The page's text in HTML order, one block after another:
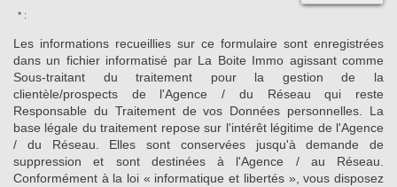
* :
Les informations recueillies sur ce formulaire sont enregistrées
dans un fichier informatisé par La Boite Immo agissant comme
Sous-traitant du traitement pour la gestion de la
clientèle/prospects de l'Agence / du Réseau qui reste
Responsable du Traitement de vos Données personnelles. La
base légale du traitement repose sur l'intérêt légitime de l'Agence
/ du Réseau. Elles sont conservées jusqu'à demande de
suppression et sont destinées à l'Agence / au Réseau.
Conformément à la loi « informatique et libertés », vous disposez